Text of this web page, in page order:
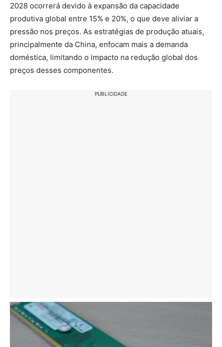
2028 ocorrerá devido à expansão da capacidade
produtiva global entre 15% e 20%, o que deve aliviar a
pressão nos preços. As estratégias de produção atuais,
principalmente da China, enfocam mais a demanda
doméstica, limitando o impacto na redução global dos
preços desses componentes.
PUBLICIDADE